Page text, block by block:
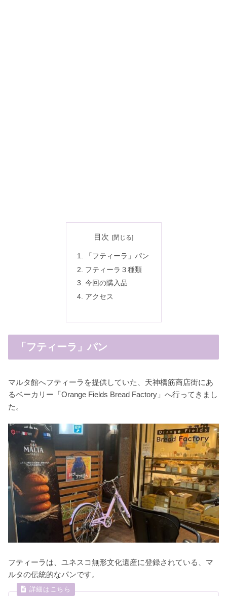
目次
「フティーラ」パン
フティーラ３種類
今回の購入品
アクセス
「フティーラ」パン
マルタ館へフティーラを提供していた、天神橋筋商店街にあ
るベーカリー「Orange Fields Bread Factory」へ行ってきまし
た。
フティーラは、ユネスコ無形文化遺産に登録されている、マ
ルタの伝統的なパンです。